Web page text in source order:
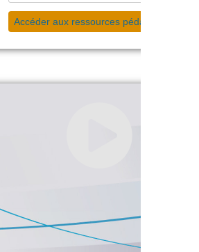
Accéder aux ressources pédagogiques